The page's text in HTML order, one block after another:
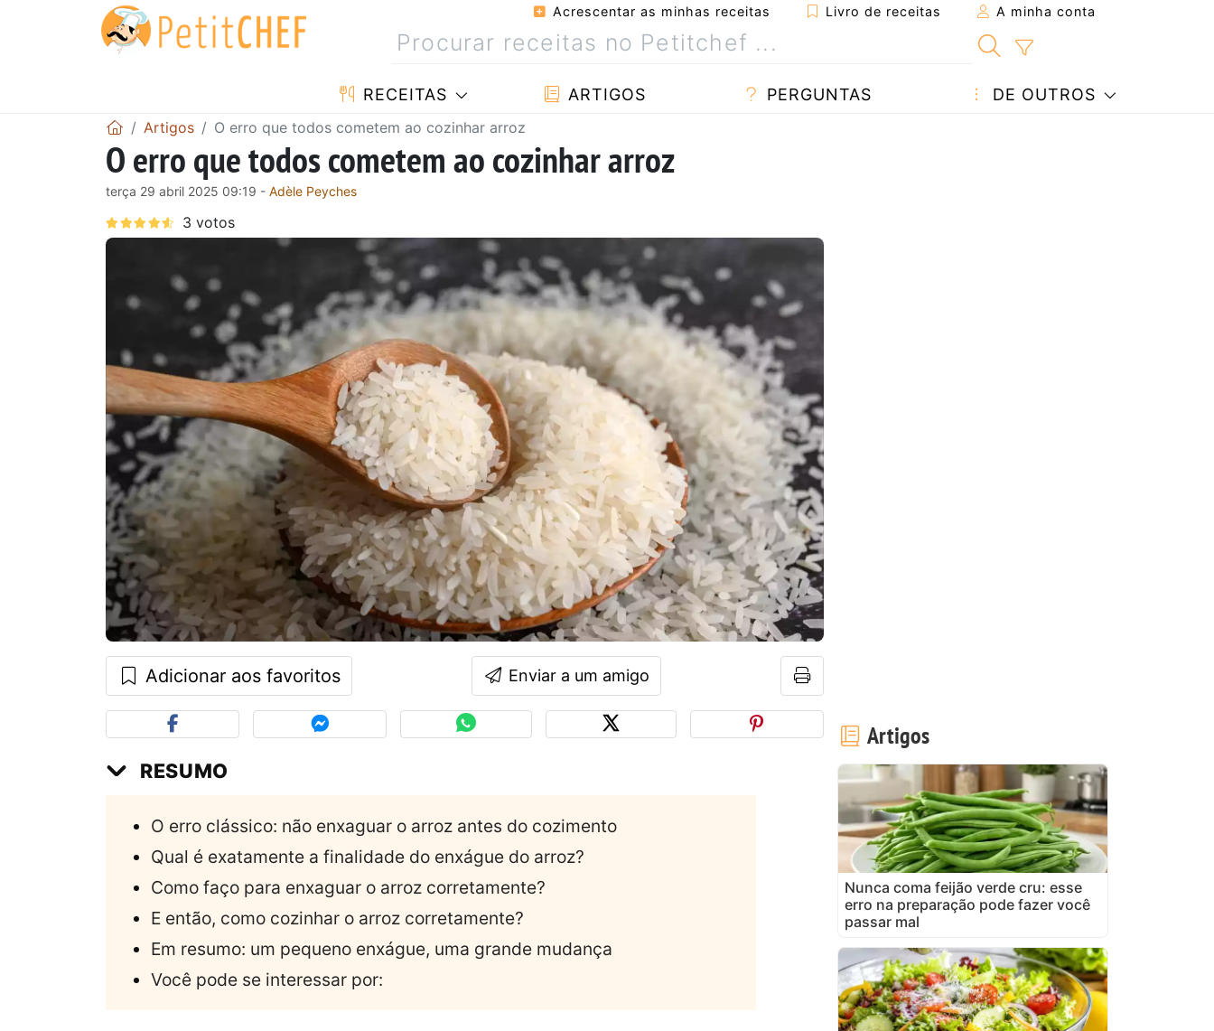
Acrescentar as minhas receitas Livro de receitas A minha conta
RECEITAS ARTIGOS PERGUNTAS DE OUTROS
Artigos O erro que todos cometem ao cozinhar arroz
O erro que todos cometem ao cozinhar arroz
terça 29 abril 2025 09:19 - Adèle Peyches
Adicionar aos favoritos Enviar a um amigo
RESUMO
O erro clássico: não enxaguar o arroz antes do cozimento
Qual é exatamente a finalidade do enxágue do arroz?
Como faço para enxaguar o arroz corretamente?
E então, como cozinhar o arroz corretamente?
Em resumo: um pequeno enxágue, uma grande mudança
Você pode se interessar por:
Artigos
Nunca coma feijão verde cru: esse
erro na preparação pode fazer você
passar mal